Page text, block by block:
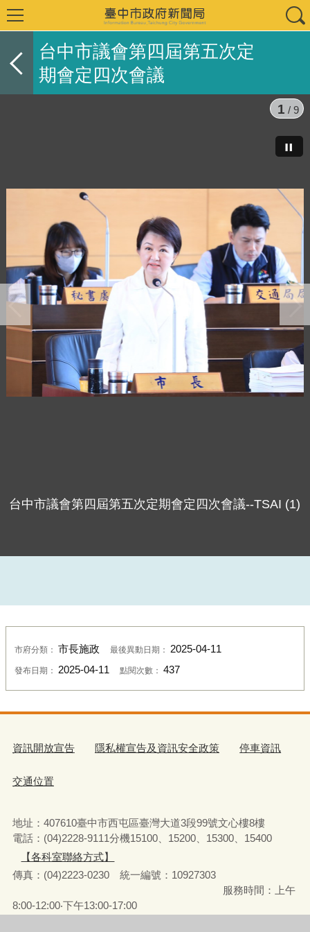
台中市議會第四屆第五次定
期會定四次會議
台中市議會第四屆第五次定期會定四次會議--TSAI (1)
1 / 9
市府分類： 市長施政 最後異動日期： 2025-04-11
發布日期： 2025-04-11 點閱次數： 437
資訊開放宣告 隱私權宣告及資訊安全政策 停車資訊
交通位置
地址：407610臺中市西屯區臺灣大道3段99號文心樓8樓
電話：(04)2228-9111分機15100、15200、15300、15400
【各科室聯絡方式】
傳真：(04)2223-0230 統一編號： 10927303
服務時間：上午
8:00-12:00‧下午13:00-17:00